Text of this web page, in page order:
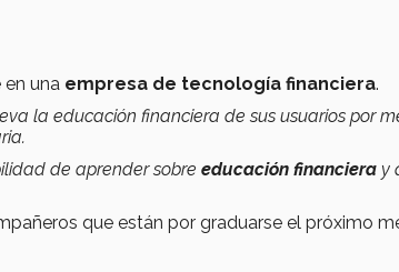
en una empresa de tecnología financiera.
la educación financiera de sus usuarios por
de aprender sobre educación financiera y
que están por graduarse el próximo